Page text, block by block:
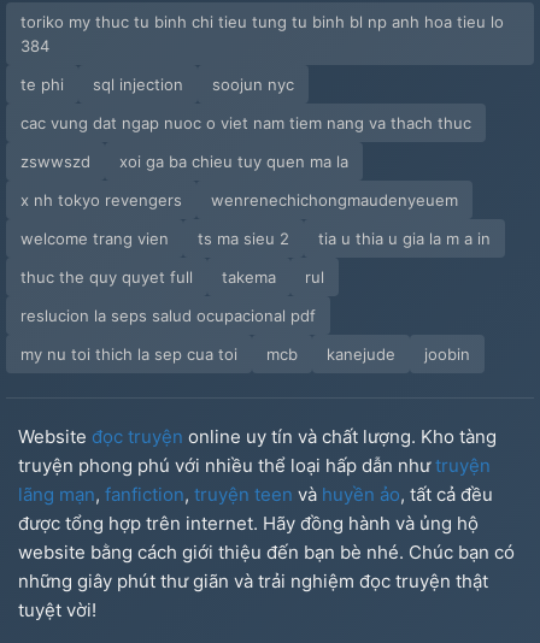
toriko my thuc tu binh chi tieu tung tu binh bl np anh hoa tieu lo
384
te phi
sql injection
soojun nyc
cac vung dat ngap nuoc o viet nam tiem nang va thach thuc
zswwszd
xoi ga ba chieu tuy quen ma la
x nh tokyo revengers
wenrenechichongmaudenyeuem
welcome trang vien
ts ma sieu 2
tia u thia u gia la m a in
thuc the quy quyet full
takema
rul
reslucion la seps salud ocupacional pdf
my nu toi thich la sep cua toi
mcb kanejude joobin
Website đọc truyện online uy tín và chất lượng. Kho tàng
truyện phong phú với nhiều thể loại hấp dẫn nhưtruyện
lãng mạn, fanfiction, truyện teen và huyền ảo, tất cả đều
được tổng hợp trên internet. Hãy đồng hành và ủng hộ
website bằng cách giới thiệu đến bạn bè nhé. Chúc bạn có
những giây phút thư giãn và trải nghiệm đọc truyện thật
tuyệt vời!